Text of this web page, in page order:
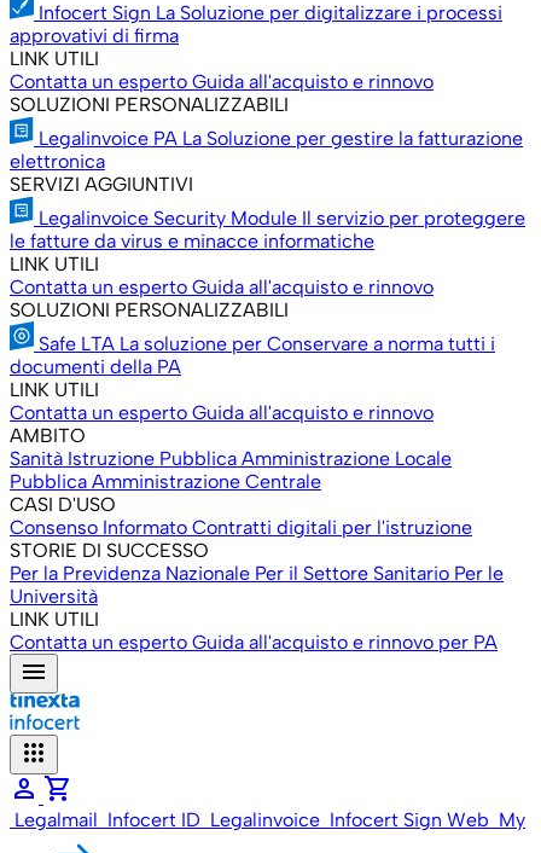
Infocert Sign La Soluzione per digitalizzare i processi
approvativi di firma
LINK UTILI
Contatta un esperto Guida all'acquisto e rinnovo
SOLUZIONI PERSONALIZZABILI
Legalinvoice PA La Soluzione per gestire la fatturazione
elettronica
SERVIZI AGGIUNTIVI
Legalinvoice Security Module Il servizio per proteggere
le fatture da virus e minacce informatiche
LINK UTILI
Contatta un esperto Guida all'acquisto e rinnovo
SOLUZIONI PERSONALIZZABILI
Safe LTA La soluzione per Conservare a norma tutti i
documenti della PA
LINK UTILI
Contatta un esperto Guida all'acquisto e rinnovo
AMBITO
Sanità Istruzione Pubblica Amministrazione Locale
Pubblica Amministrazione Centrale
CASI D'USO
Consenso Informato Contratti digitali per l'istruzione
STORIE DI SUCCESSO
Per la Previdenza Nazionale Per il Settore Sanitario Per le
Università
LINK UTILI
Contatta un esperto Guida all'acquisto e rinnovo per PA
menu
apps
person shopping_cart
Legalmail Infocert ID Legalinvoice Infocert Sign Web My